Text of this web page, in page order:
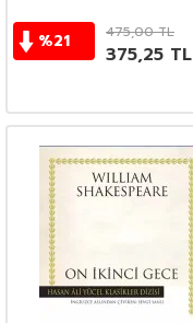
%21 475,00TL
375,25 TL